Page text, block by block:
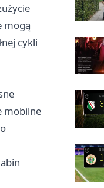
mogą
cykli
mobilne